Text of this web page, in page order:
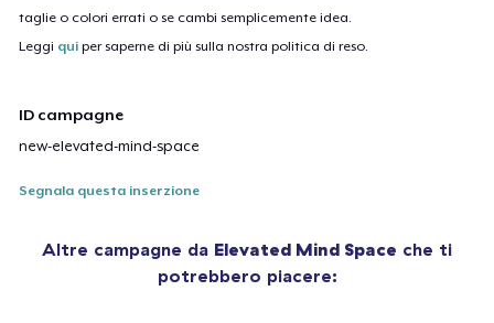
taglie o colori errati o se cambi semplicemente idea.
Leggi qui per saperne di più sulla nostra politica di reso.
ID campagne
new-elevated-mind-space
Segnala questa inserzione
Altre campagne da Elevated Mind Space che ti
potrebbero piacere: